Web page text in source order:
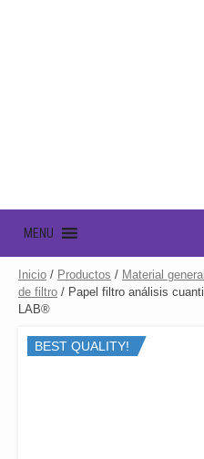
MENU
Inicio / Productos / Material general
de filtro / Papel filtro análisis
LAB®
BEST QUALITY!